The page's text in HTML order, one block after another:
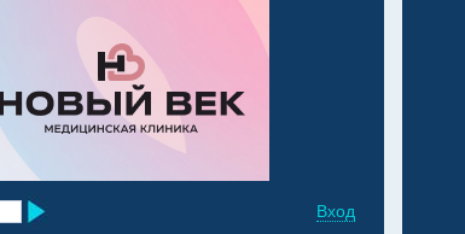
Вход